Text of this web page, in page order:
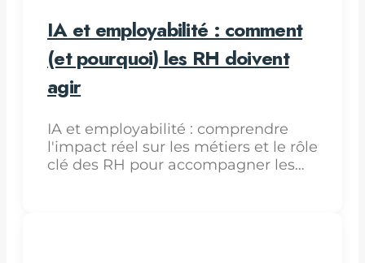
IA et employabilité : comment
(et pourquoi) les RH doivent
agir
IA et employabilité : comprendre
l'impact réel sur les métiers et le rôle
clé des RH pour accompagner les…